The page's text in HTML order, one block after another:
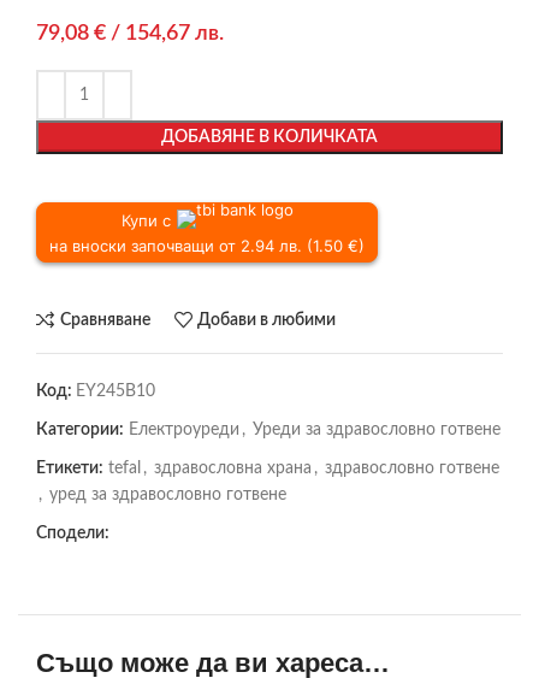
79,08 € / 154,67 лв.
ДОБАВЯНЕ В КОЛИЧКАТА
Купи с
на вноски започващи от 2.94 лв. (1.50 €)
Сравняване Добави в любими
Код: EY245B10
Категории: Електроуреди , Уреди за здравословно готвене
Етикети: tefal , здравословна храна , здравословно готвене
, уред за здравословно готвене
Сподели:
Също може да ви хареса…